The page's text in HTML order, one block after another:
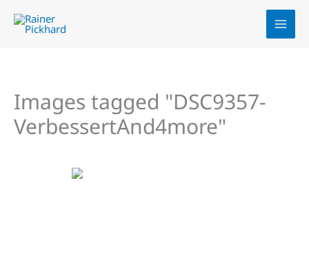
Inhalt
Images tagged "DSC9357-
VerbessertAnd4more"